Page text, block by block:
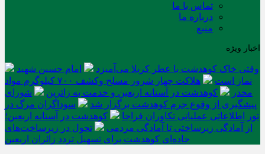
تماس با ما
درباره ما
منبع
اخبار ویژه
وقتی خاک کوهدشت با عطر کربلا می‌آمیزد
امام حسین شهید
نماز است
هلاکت چهار شرور مسلح وکشف ۷۰۰ کیلوگرم مواد
مخدر
کوهدشت در آستانه اربعین و خدمت‌ به زائرین
شورای
پیشگیری از وقوع جرم کوهدشت برگزار شد
سوداگران مرگ در
تور اطلاعاتی عملیاتی تکاوران فراجا
کوهدشت در آستانه اربعین؛
از آمادگی زیرساختی تا آمادگی مردمی
تحول در زیرساخت‌های
جاده‌ای کوهدشت برای تسهیل تردد زائران اربعین